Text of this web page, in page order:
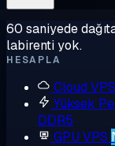
60 saniyede
labirenti yok.
HESAPLA
Cloud VPS
Yüksek
DDR5
GPU VPS